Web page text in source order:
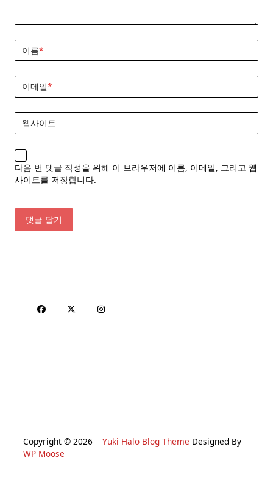
이름*
이메일*
웹사이트
다음 번 댓글 작성을 위해 이 브라우저에 이름, 이메일, 그리고 웹
사이트를 저장합니다.
Copyright © 2026 Yuki Halo Blog Theme Designed By
WP Moose